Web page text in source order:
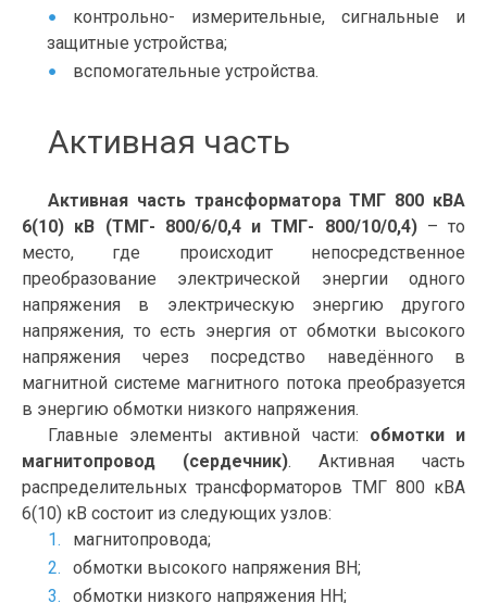
контрольно- измерительные, сигнальные и
защитные устройства;
вспомогательные устройства.
Активная часть
Активная часть трансформатора ТМГ 800 кВА
6(10) кВ (ТМГ- 800/6/0,4 и ТМГ- 800/10/0,4)– то
место, где происходит непосредственное
преобразование электрической энергии одного
напряжения в электрическую энергию другого
напряжения, то есть энергия от обмотки высокого
напряжения через посредство наведённого в
магнитной системе магнитного потока преобразуется
в энергию обмотки низкого напряжения.
Главные элементы активной части: обмотки и
магнитопровод (сердечник). Активная часть
распределительных трансформаторов ТМГ 800 кВА
6(10) кВ состоит из следующих узлов:
магнитопровода;
обмотки высокого напряжения ВН;
обмотки низкого напряжения НН;